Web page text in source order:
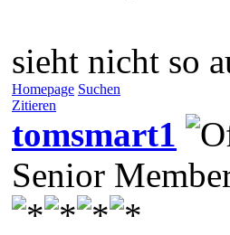
sieht nicht so
Homepage Suchen
Zitieren
tomsmart1
Senior